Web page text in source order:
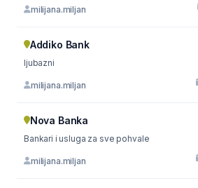
milijana.miljan
Addiko Bank
ljubazni
milijana.miljan
Nova Banka
Bankari i usluga za sve pohvale
milijana.miljan